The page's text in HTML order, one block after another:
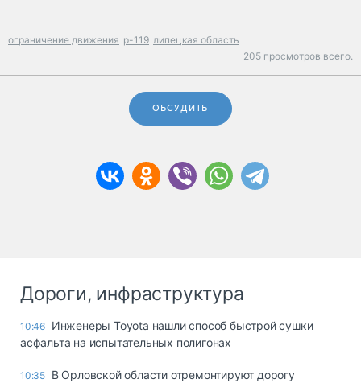
ограничение движения р-119 липецкая область
205 просмотров всего.
ОБСУДИТЬ
Дороги, инфраструктура
10:46 Инженеры Toyota нашли способ быстрой сушки
асфальта на испытательных полигонах
10:35 В Орловской области отремонтируют дорогу